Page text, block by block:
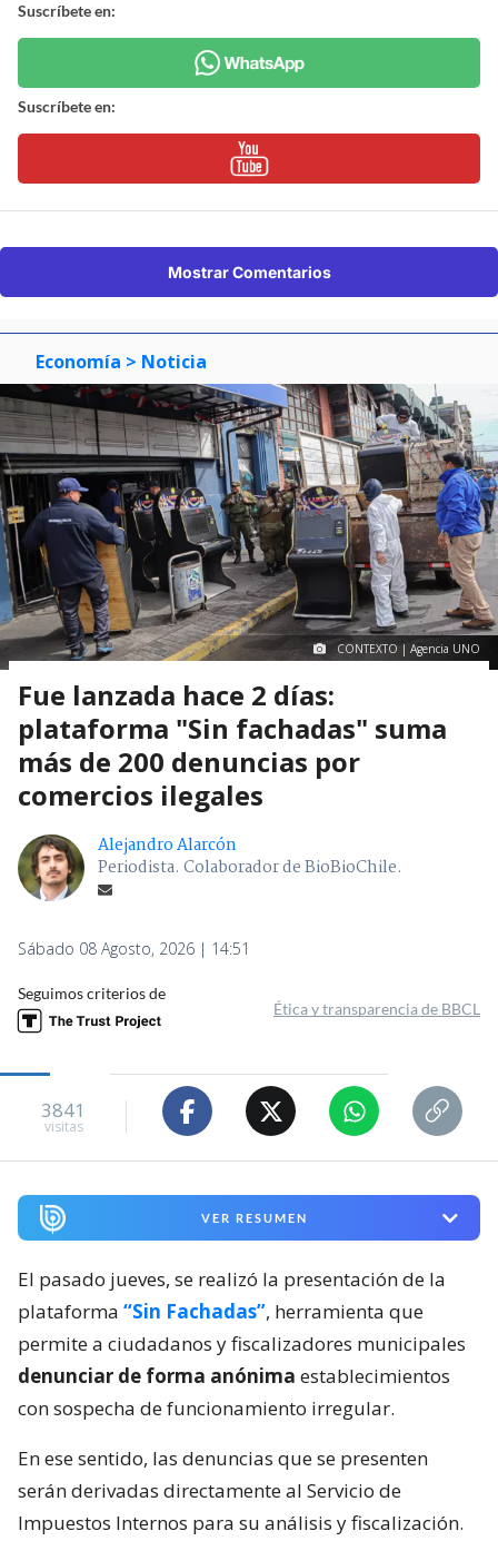
Suscríbete en:
Suscríbete en:
Mostrar Comentarios
Economía > Noticia
CONTEXTO | Agencia UNO
Fue lanzada hace 2 días:
plataforma "Sin fachadas" suma
más de 200 denuncias por
comercios ilegales
Alejandro Alarcón
Periodista. Colaborador de BioBioChile.
Sábado 08 Agosto, 2026 | 14:51
Seguimos criterios de
Ética y transparencia de BBCL
3841
visitas
VER RESUMEN
El pasado jueves, se realizó la presentación de la
plataforma “Sin Fachadas”, herramienta que
permite a ciudadanos y fiscalizadores municipales
denunciar de forma anónima establecimientos
con sospecha de funcionamiento irregular.
En ese sentido, las denuncias que se presenten
serán derivadas directamente al Servicio de
Impuestos Internos para su análisis y fiscalización.